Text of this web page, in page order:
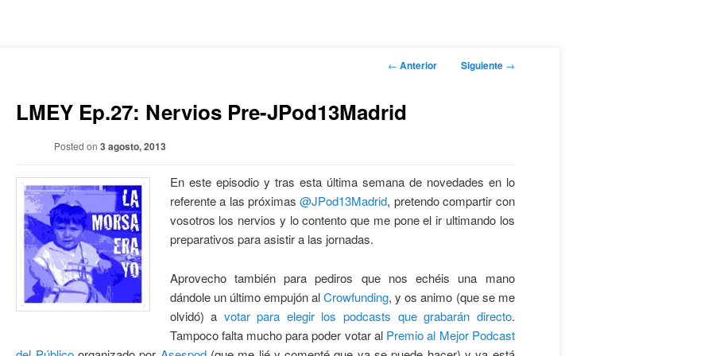
Navegación
entradas
← Anterior Siguiente →
LMEY Ep.27: Nervios Pre-JPod13Madrid
Posted on 3 agosto, 2013
En este episodio y tras esta última semana de novedades en lo
referente a las próximas@JPod13Madrid, pretendo compartir con
vosotros los nervios y lo contento que me pone el ir ultimando los
preparativos para asistir a las jornadas.
Aprovecho también para pediros que nos echéis una mano
dándole un último empujón alCrowfunding, y os animo (que se me
olvidó) a votar para elegir los podcasts que grabarán directo.
Tampoco falta mucho para poder votar al Premio al Mejor Podcast